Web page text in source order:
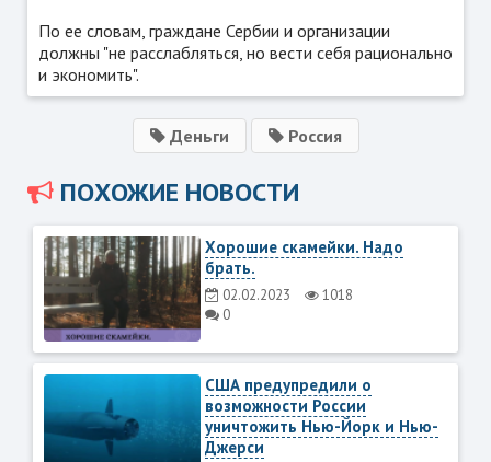
По ее словам, граждане Сербии и организации
должны "не расслабляться, но вести себя рационально
и экономить".
Деньги Россия
ПОХОЖИЕ НОВОСТИ
Хорошие скамейки. Надо
брать.
02.02.2023
1018
0
США предупредили о
возможности России
уничтожить Нью-Йорк и Нью-
Джерси